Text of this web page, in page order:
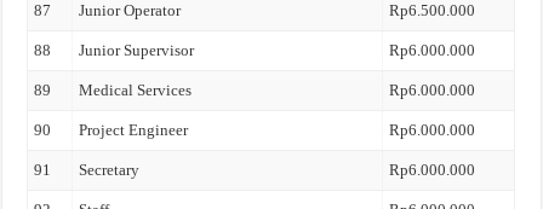
87 Junior Operator Rp6.500.000
88 Junior Supervisor Rp6.000.000
89 Medical Services Rp6.000.000
90 Project Engineer Rp6.000.000
91 Secretary Rp6.000.000